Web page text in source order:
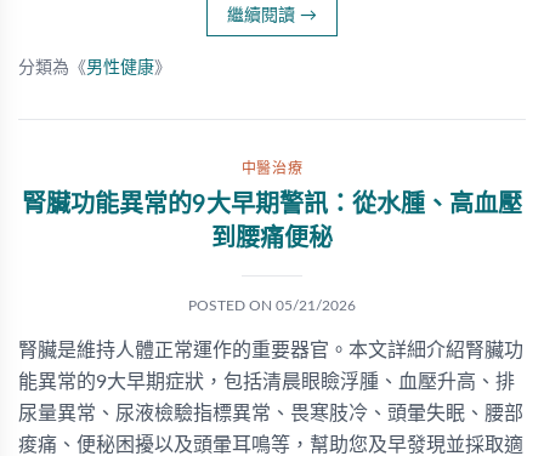
繼續閱讀 →
分類為《男性健康》
中醫治療
腎臟功能異常的9大早期警訊：從水腫、高血壓
到腰痛便秘
POSTED ON 05/21/2026
腎臟是維持人體正常運作的重要器官。本文詳細介紹腎臟功
能異常的9大早期症狀，包括清晨眼瞼浮腫、血壓升高、排
尿量異常、尿液檢驗指標異常、畏寒肢冷、頭暈失眠、腰部
痠痛、便秘困擾以及頭暈耳鳴等，幫助您及早發現並採取適